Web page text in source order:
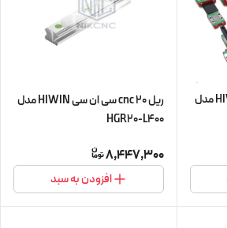
ریل 15 cnc سی ان سی HIWIN مدل
ریل 20 cnc سی ان سی HIWIN مدل
HGR20-L400
8,447,300
افزودن به سبد